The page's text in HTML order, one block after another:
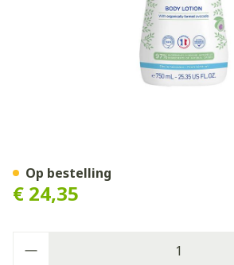
€ 24,35
Op bestelling